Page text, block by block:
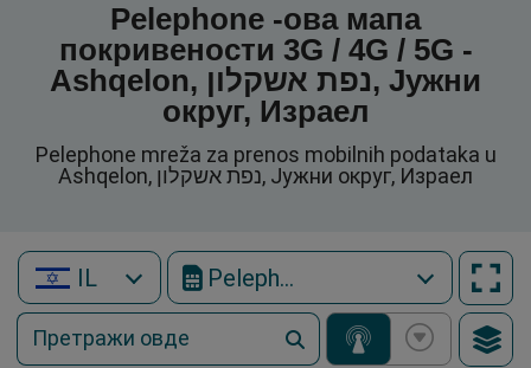
Pelephone -ова мапа
покривености 3G / 4G / 5G -
Ashqelon, נפת אשקלון, Јужни
округ, Израел
Pelephone mreža za prenos mobilnih podataka u
Ashqelon, נפת אשקלון, Јужни округ, Израел
IL Pelephone